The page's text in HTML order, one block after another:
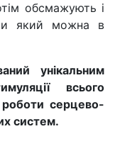
обсмажують і
який можна в
унікальним
всього
серцево-
систем.